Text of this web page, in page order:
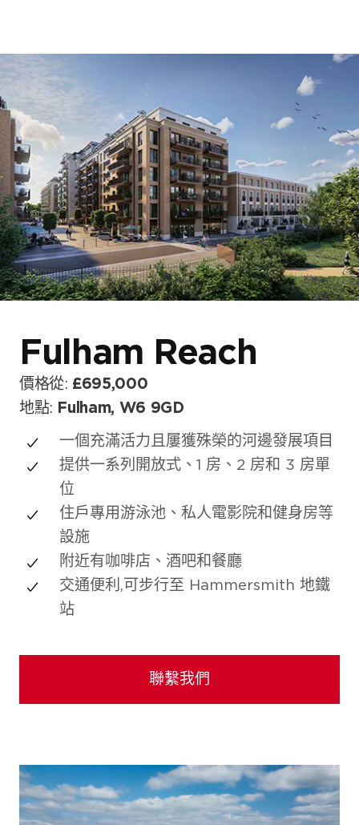
首頁
關於我們
我們的發展項目
網誌及消息
Fulham Reach
價格從: £695,000
地點: Fulham, W6 9GD
一個充滿活力且屢獲殊榮的河邊發展項目
提供一系列開放式、1 房、2 房和 3 房單
位
住戶專用游泳池、私人電影院和健身房等
設施
附近有咖啡店、酒吧和餐廳
交通便利,可步行至 Hammersmith 地鐵
站
聯繫我們